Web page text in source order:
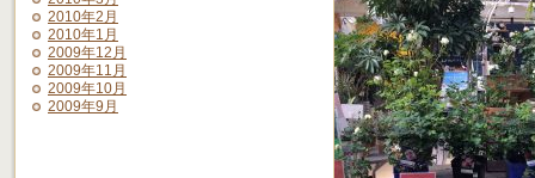
2010年2月
2010年1月
2009年12月
2009年11月
2009年10月
2009年9月